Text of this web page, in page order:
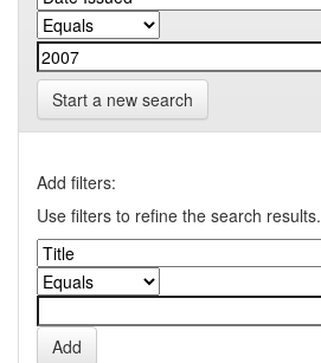
Start a new search
Add filters:
Use filters to refine the search results.